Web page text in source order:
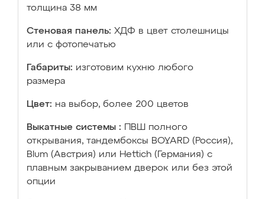
толщина 38 мм
Стеновая панель: ХДФ в цвет столешницы
или с фотопечатью
Габариты: изготовим кухню любого
размера
Цвет: на выбор, более 200 цветов
Выкатные системы :
ПВШ полного
открывания, тандембоксы BOYARD (Россия),
Blum (Австрия) или Hettich (Германия) с
плавным закрыванием дверок или без этой
опции